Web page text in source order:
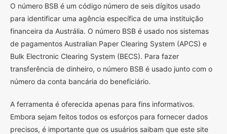
O número BSB é um código número de seis dígitos usado
para identificar uma agência específica de uma instituição
financeira da Austrália. O número BSB é usado nos sistemas
de pagamentos Australian Paper Clearing System (APCS) e
Bulk Electronic Clearing System (BECS). Para fazer
transferência de dinheiro, o número BSB é usado junto com o
número da conta bancária do beneficiário.
A ferramenta é oferecida apenas para fins informativos.
Embora sejam feitos todos os esforços para fornecer dados
precisos, é importante que os usuários saibam que este site